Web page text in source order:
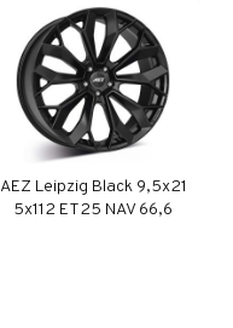
AEZ Leipzig Black 9,5x21
5x112 ET25 NAV 66,6